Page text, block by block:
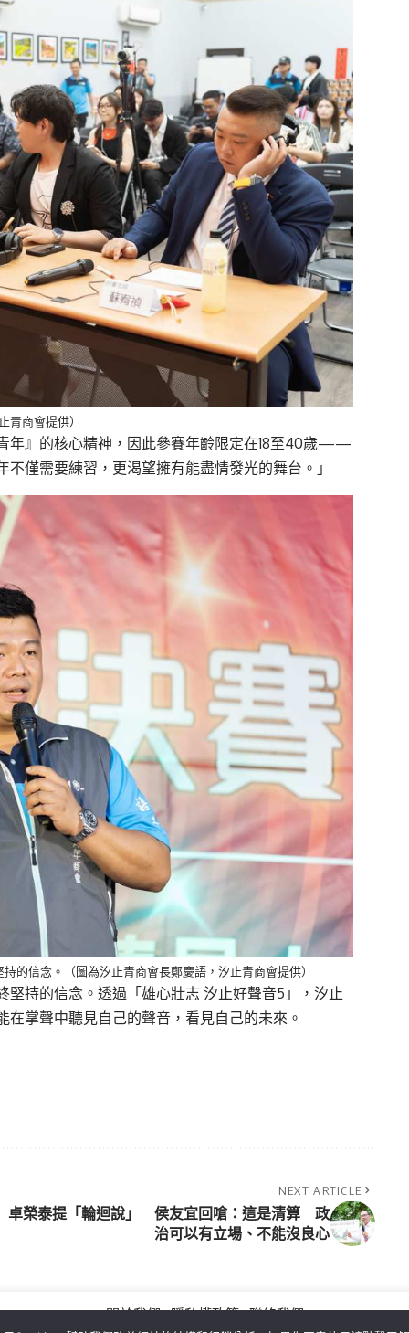
商會提供）
年』的核心精神，因此參賽年齡限定在18至40歲——
僅需要練習，更渴望擁有能盡情發光的舞台。」
的信念。（圖為汐止青商會長鄭慶語，汐止青商會提供）
持的信念。透過「雄心壯志 汐止好聲音5」，汐止
掌聲中聽見自己的聲音，看見自己的未來。
NEXT ARTICLE
卓榮泰提「輪迴說」 侯友宜回嗆：這是清算 政
治可以有立場、不能沒良心
關於我們 隱私權政策 聯絡我們